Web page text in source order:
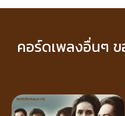
คอร์ดเพลงอื่นๆ